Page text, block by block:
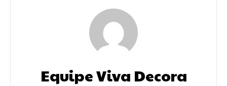
Equipe Viva Decora